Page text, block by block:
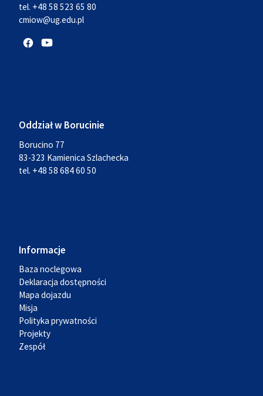
tel. +48 58 523 65 80
cmiow@ug.edu.pl
Oddział w Borucinie
Borucino 77
83-323 Kamienica Szlachecka
tel. +48 58 684 60 50
Informacje
Baza noclegowa
Deklaracja dostępności
Mapa dojazdu
Misja
Polityka prywatności
Projekty
Zespół